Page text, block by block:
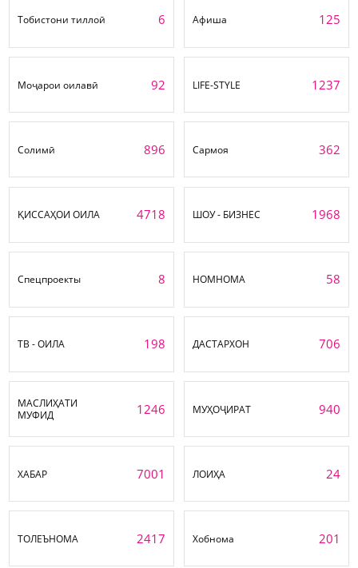
Тобистони тиллоӣ 6 Афиша 125
Моҷарои оилавӣ 92 LIFE-STYLE 1237
Солимӣ 896 Сармоя 362
ҚИССАҲОИ ОИЛА 4718 ШОУ - БИЗНЕС 1968
Спецпроекты 8 НОМНОМА 58
ТВ - ОИЛА 198 ДАСТАРХОН 706
МАСЛИҲАТИ
МУФИД
1246 МУҲОҶИРАТ 940
ХАБАР 7001 ЛОИҲА 24
ТОЛЕЪНОМА 2417 Хобнома 201